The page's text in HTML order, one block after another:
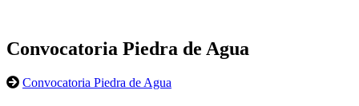
Convocatoria Piedra de Agua
Convocatoria Piedra de Agua